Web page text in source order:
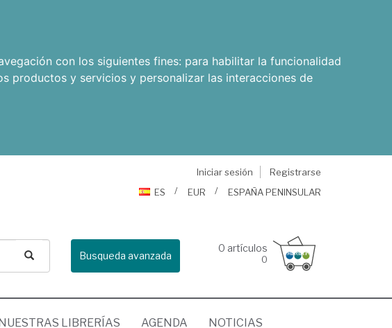
con los siguientes fines: para habilitar la funcionalidad
productos y servicios y personalizar las interacciones de
Iniciar sesión
Registrarse
ES
EUR ESPAÑA PENINSULAR
Busqueda avanzada
0 artículos
0
LIBRERÍAS AGENDA NOTICIAS